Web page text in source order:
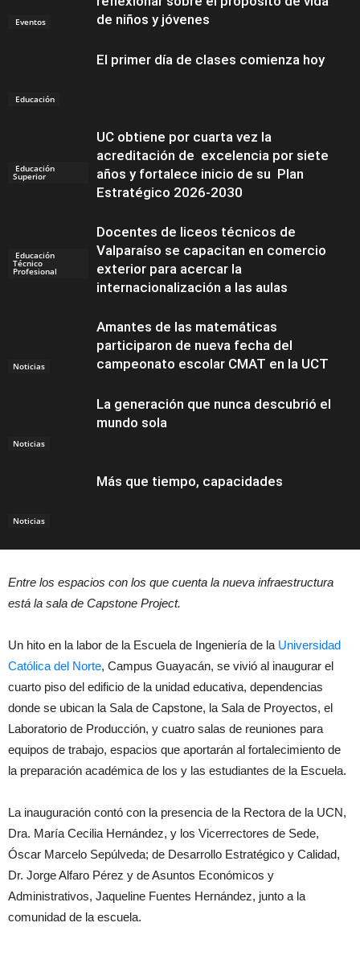
Eventos
de niños y jóvenes
Educación
El primer día de clases comienza hoy
Educación
Superior
UC obtiene por cuarta vez la
acreditación de excelencia por siete
años y fortalece inicio de su Plan
Estratégico 2026-2030
Educación
Técnico
Profesional
Docentes de liceos técnicos de
Valparaíso se capacitan en comercio
exterior para acercar la
internacionalización a las aulas
Noticias
Amantes de las matemáticas
participaron de nueva fecha del
campeonato escolar CMAT en la UCT
Noticias
La generación que nunca descubrió el
mundo sola
Noticias
Más que tiempo, capacidades
Entre los espacios con los que cuenta la nueva infraestructura
está la sala de Capstone Project.
Un hito en la labor de la Escuela de Ingeniería de la Universidad
Católica del Norte, Campus Guayacán, se vivió al inaugurar el
cuarto piso del edificio de la unidad educativa, dependencias
donde se ubican la Sala de Capstone, la Sala de Proyectos, el
Laboratorio de Producción, y cuatro salas de reuniones para
equipos de trabajo, espacios que aportarán al fortalecimiento de
la preparación académica de los y las estudiantes de la Escuela.
La inauguración contó con la presencia de la Rectora de la UCN,
Dra. María Cecilia Hernández, y los Vicerrectores de Sede,
Óscar Marcelo Sepúlveda; de Desarrollo Estratégico y Calidad,
Dr. Jorge Alfaro Pérez y de Asuntos Económicos y
Administrativos, Jaqueline Fuentes Hernández, junto a la
comunidad de la escuela.